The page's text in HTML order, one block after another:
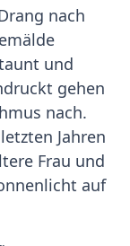
nach
und
gehen
nach.
Jahren
Frau und
auf